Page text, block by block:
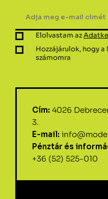
Elolvastam az
Hozzájárulok, hogy
számomra
Cím: 4026
3.
E-mail:
Pénztár és
+36 (52) 525-010